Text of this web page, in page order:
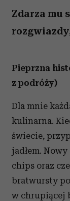
Zdarza mu
Pieprzna
z podróży)
Dla mnie
kulinarna.
świecie,
jadłem.
chips oraz
bratwursty
w chrupiącej